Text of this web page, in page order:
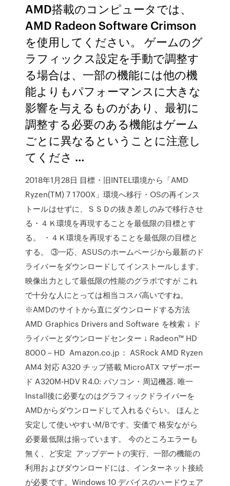
AMD搭載のコンピュータでは、
AMD Radeon Software Crimson
を使用してください。 ゲームのグ
ラフィックス設定を手動で調整す
る場合は、一部の機能には他の機
能よりもパフォーマンスに大きな
影響を与えるものがあり、最初に
調整する必要のある機能はゲーム
ごとに異なるということに注意し
てくださ …
2018年1月28日 目標・旧INTEL環境から「AMD
Ryzen(TM) 7 1700X」環境へ移行・OSの再インス
トールはせずに、ＳＳＤの抜き差しのみで移行させ
る・４Ｋ環境を再現することを最低限の目標とす
る。 ・４Ｋ環境を再現することを最低限の目標と
する。 ③一応、ASUSのホームページから最新のド
ライバーをダウンロードしてインストールします。
映像出力として最低限の性能のグラボですが これ
で十分な人にとっては相当コスパ高いですね。
※AMDのサイトから直にダウンロードする方法
AMD Graphics Drivers and Software を検索 ↓ ド
ライバーとダウンロードセンター ↓ Radeon™ HD
8000 – HD Amazon.co.jp： ASRock AMD Ryzen
AM4 対応 A320 チップ搭載 MicroATX マザーボー
ド A320M-HDV R4.0: パソコン・周辺機器. 唯一
Install後に必要なのはグラフィックドライバーを
AMDからダウンロードして入れるぐらい。 ほんと
安定して使いやすいM/Bです。安価で 格安ながら
必要最低限は揃っています。 今のところエラーも
無く、ど安定 アップデートの実行、一部の機能の
利用およびダウンロードには、インターネット接続
が必要です。Windows 10 デバイスのハードウェア